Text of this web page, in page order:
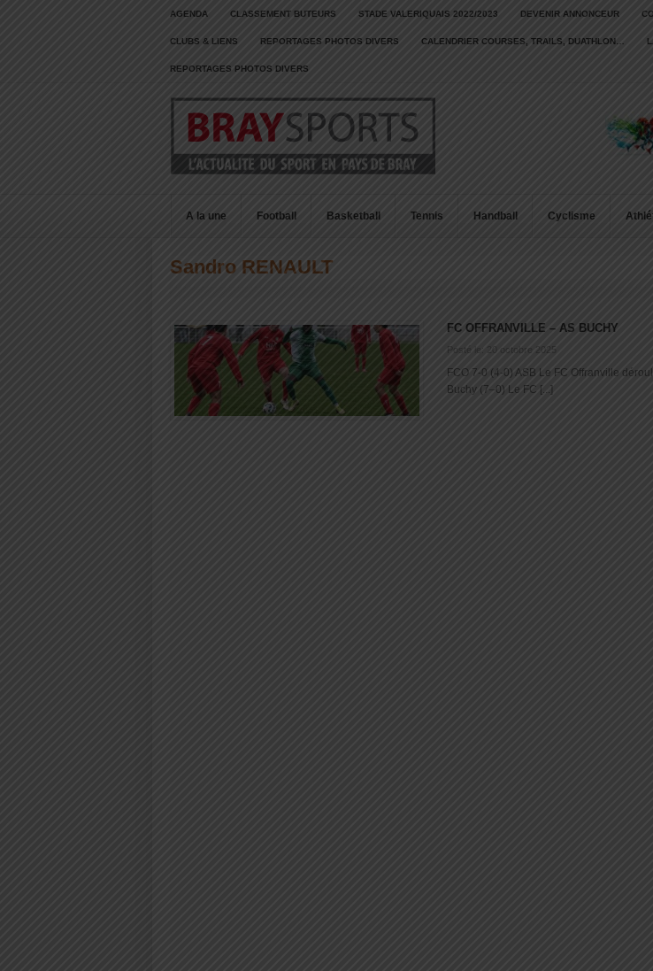
AGENDA CLASSEMENT BUTEURS STADE VALERIQUAIS 2022/2023 DEVENIR ANNONCEUR
CLUBS & LIENS REPORTAGES PHOTOS DIVERS CALENDRIER COURSES, TRAILS, DUATHLON…
REPORTAGES PHOTOS DIVERS
A la une Football Basketball Tennis Handball Cyclisme
Sandro RENAULT
FC OFFRANVILLE – AS BUCHY
Posté le: 20 octobre 2025
FCO 7-0 (4-0) ASB Le FC Offranville
Buchy (7–0) Le FC [...]